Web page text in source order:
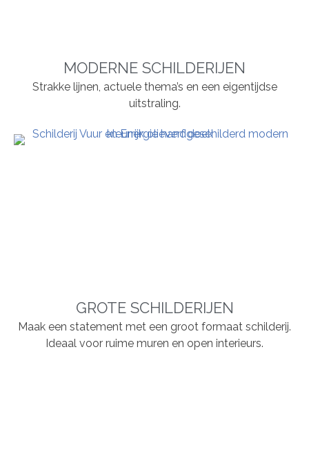
MODERNE SCHILDERIJEN
Strakke lijnen, actuele thema’s en een eigentijdse
uitstraling.
GROTE SCHILDERIJEN
Maak een statement met een groot formaat schilderij.
Ideaal voor ruime muren en open interieurs.